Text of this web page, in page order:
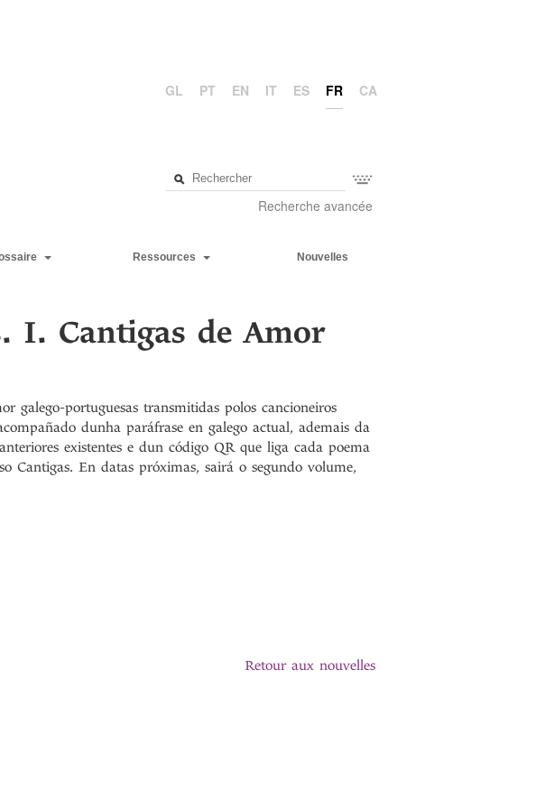
GL PT EN IT ES FR CA
Recherche avancée
Ressources Nouvelles
I. Cantigas de Amor
galego-portuguesas transmitidas polos cancioneiros
dunha paráfrase en galego actual, ademais da
existentes e dun código QR que liga cada poema
Cantigas. En datas próximas, sairá o segundo volume,
Retour aux nouvelles